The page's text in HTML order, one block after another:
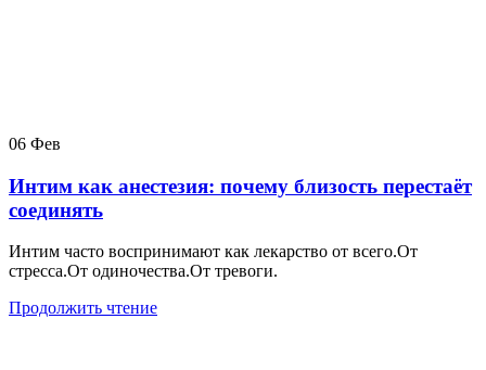
06 Фев
Интим как анестезия: почему близость перестаёт
соединять
Интим часто воспринимают как лекарство от всего.От
стресса.От одиночества.От тревоги.
Продолжить чтение